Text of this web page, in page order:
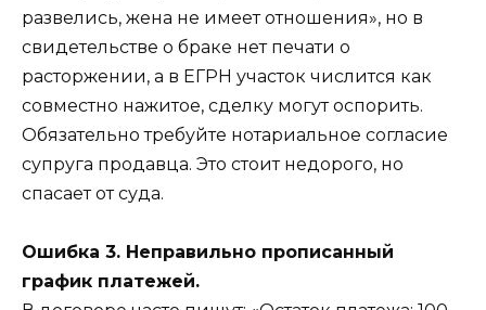
развелись, жена не имеет отношения», но в
свидетельстве о браке нет печати о
расторжении, а в ЕГРН участок числится как
совместно нажитое, сделку могут оспорить.
Обязательно требуйте нотариальное согласие
супруга продавца. Это стоит недорого, но
спасает от суда.
Ошибка 3. Неправильно прописанный
график платежей.